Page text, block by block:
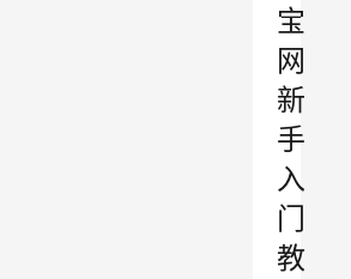
宝
网
新
手
入
门
教